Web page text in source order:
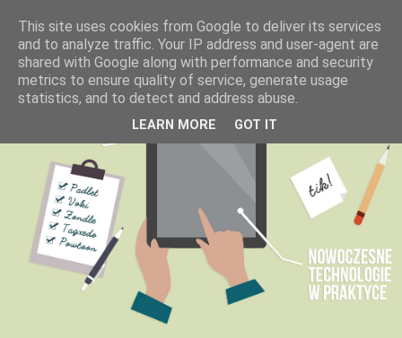
This site uses cookies from Google to deliver its services
and to analyze traffic. Your IP address and user-agent are
shared with Google along with performance and security
metrics to ensure quality of service, generate usage
statistics, and to detect and address abuse.
LEARN MORE GOT IT